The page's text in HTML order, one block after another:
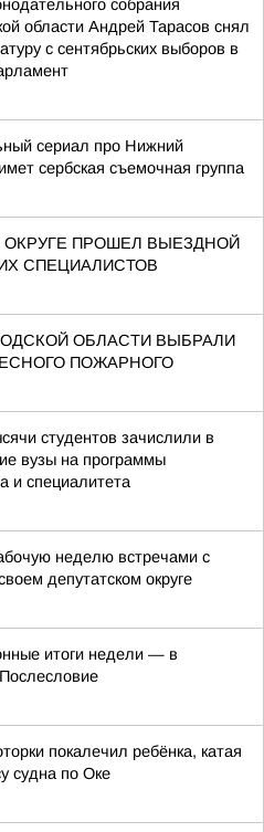
собрания
области Андрей Тарасов снял
с сентябрьских выборов в
сериал про Нижний
сербская съемочная группа
ОКРУГЕ ПРОШЕЛ ВЫЕЗДНОЙ
СПЕЦИАЛИСТОВ
ОБЛАСТИ ВЫБРАЛИ
ПОЖАРНОГО
студентов зачислили в
вузы на программы
и специалитета
неделю встречами с
депутатском округе
итоги недели — в
покалечил ребёнка, катая
судна по Оке